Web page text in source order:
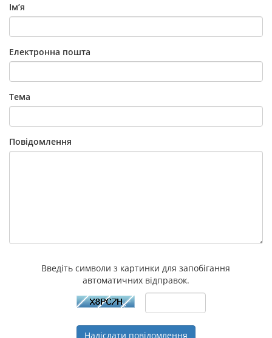
Ім’я
Електронна пошта
Тема
Повідомлення
Введіть символи з картинки для запобігання
автоматичних відправок.
Надіслати повідомлення